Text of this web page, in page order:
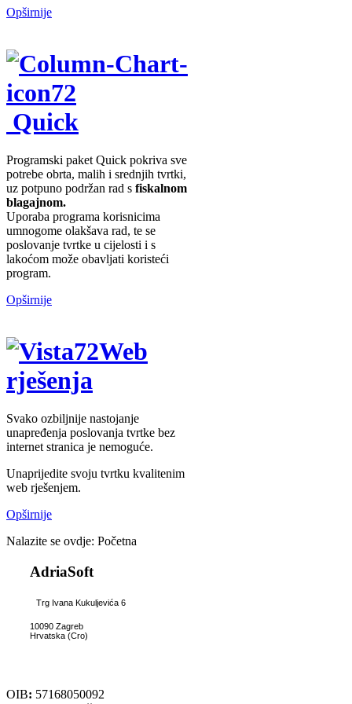
Opširnije
Quick
Programski paket Quick pokriva sve
potrebe obrta, malih i srednjih tvrtki,
uz potpuno podržan rad s fiskalnom
blagajnom.
Uporaba programa korisnicima
umnogome olakšava rad, te se
poslovanje tvrtke u cijelosti i s
lakoćom može obavljati koristeći
program.
Opširnije
Web
rješenja
Svako ozbiljnije nastojanje
unapređenja poslovanja tvrtke bez
internet stranica je nemoguće.
Unaprijedite svoju tvrtku kvalitenim
web rješenjem.
Opširnije
Nalazite se ovdje: Početna
AdriaSoft
Trg Ivana Kukuljevića 6
10090 Zagreb
Hrvatska (Cro)
OIB: 57168050092